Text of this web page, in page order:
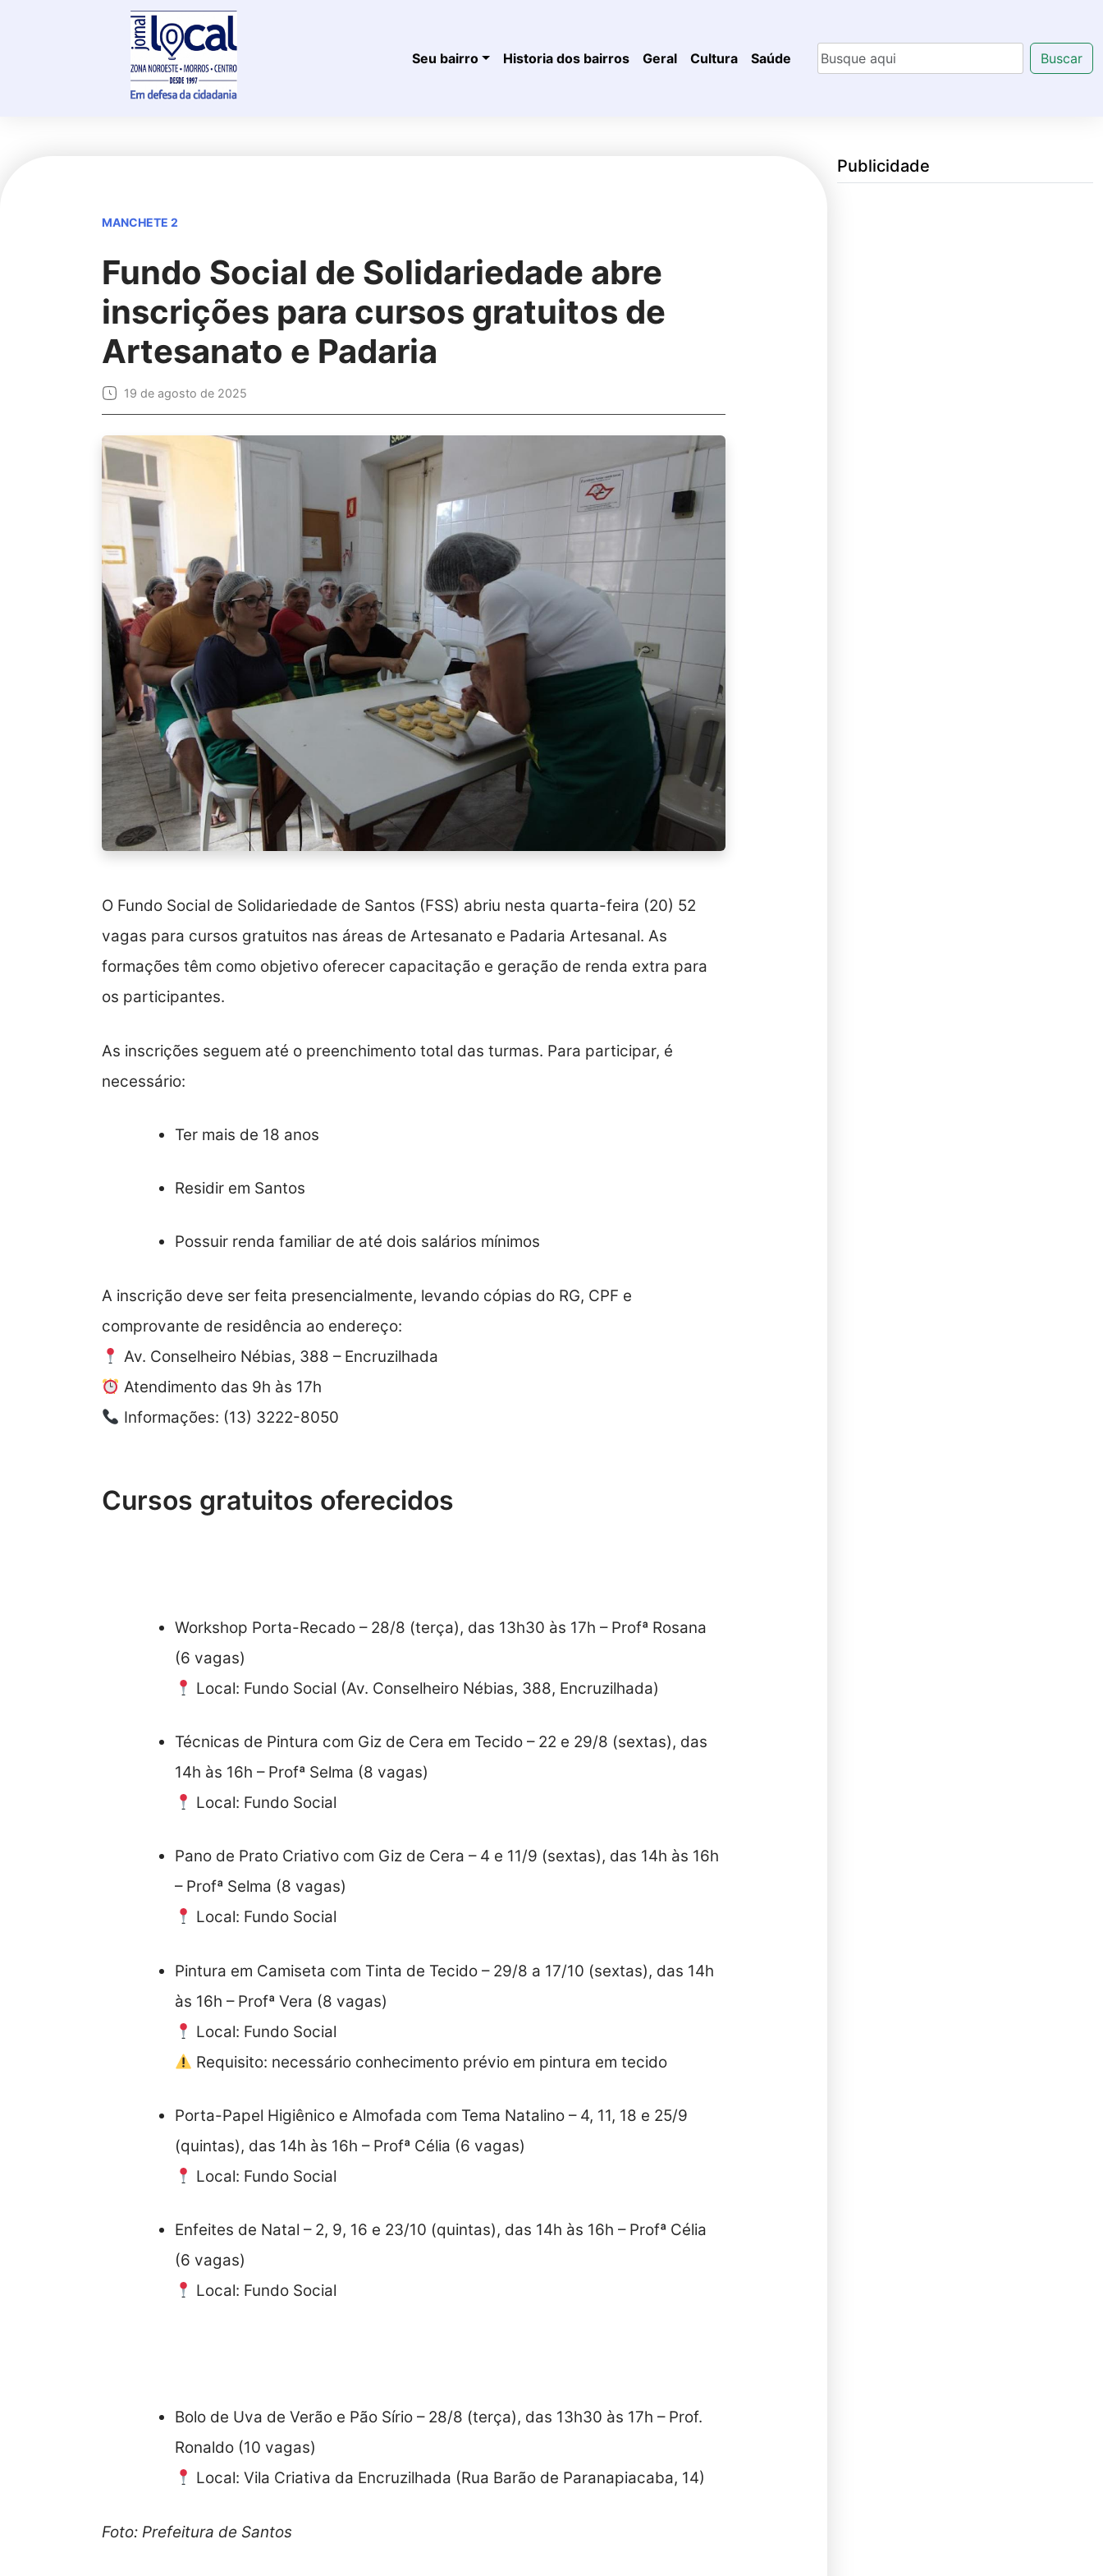
Seu bairro Historia dos bairros Geral Cultura Saúde Buscar
MANCHETE 2
Fundo Social de Solidariedade abre
inscrições para cursos gratuitos de
Artesanato e Padaria
19 de agosto de 2025
O Fundo Social de Solidariedade de Santos (FSS) abriu nesta quarta-feira (20) 52
vagas para cursos gratuitos nas áreas de Artesanato e Padaria Artesanal. As
formações têm como objetivo oferecer capacitação e geração de renda extra para
os participantes.
As inscrições seguem até o preenchimento total das turmas. Para participar, é
necessário:
Ter mais de 18 anos
Residir em Santos
Possuir renda familiar de até dois salários mínimos
A inscrição deve ser feita presencialmente, levando cópias do RG, CPF e
comprovante de residência ao endereço:
Av. Conselheiro Nébias, 388 – Encruzilhada
Atendimento das 9h às 17h
Informações: (13) 3222-8050
Cursos gratuitos oferecidos
Workshop Porta-Recado – 28/8 (terça), das 13h30 às 17h – Profª Rosana
(6 vagas)
Local: Fundo Social (Av. Conselheiro Nébias, 388, Encruzilhada)
Técnicas de Pintura com Giz de Cera em Tecido – 22 e 29/8 (sextas), das
14h às 16h – Profª Selma (8 vagas)
Local: Fundo Social
Pano de Prato Criativo com Giz de Cera – 4 e 11/9 (sextas), das 14h às 16h
– Profª Selma (8 vagas)
Local: Fundo Social
Pintura em Camiseta com Tinta de Tecido – 29/8 a 17/10 (sextas), das 14h
às 16h – Profª Vera (8 vagas)
Local: Fundo Social
Requisito: necessário conhecimento prévio em pintura em tecido
Porta-Papel Higiênico e Almofada com Tema Natalino – 4, 11, 18 e 25/9
(quintas), das 14h às 16h – Profª Célia (6 vagas)
Local: Fundo Social
Enfeites de Natal – 2, 9, 16 e 23/10 (quintas), das 14h às 16h – Profª Célia
(6 vagas)
Local: Fundo Social
Bolo de Uva de Verão e Pão Sírio – 28/8 (terça), das 13h30 às 17h – Prof.
Ronaldo (10 vagas)
Local: Vila Criativa da Encruzilhada (Rua Barão de Paranapiacaba, 14)
Foto: Prefeitura de Santos
Publicidade